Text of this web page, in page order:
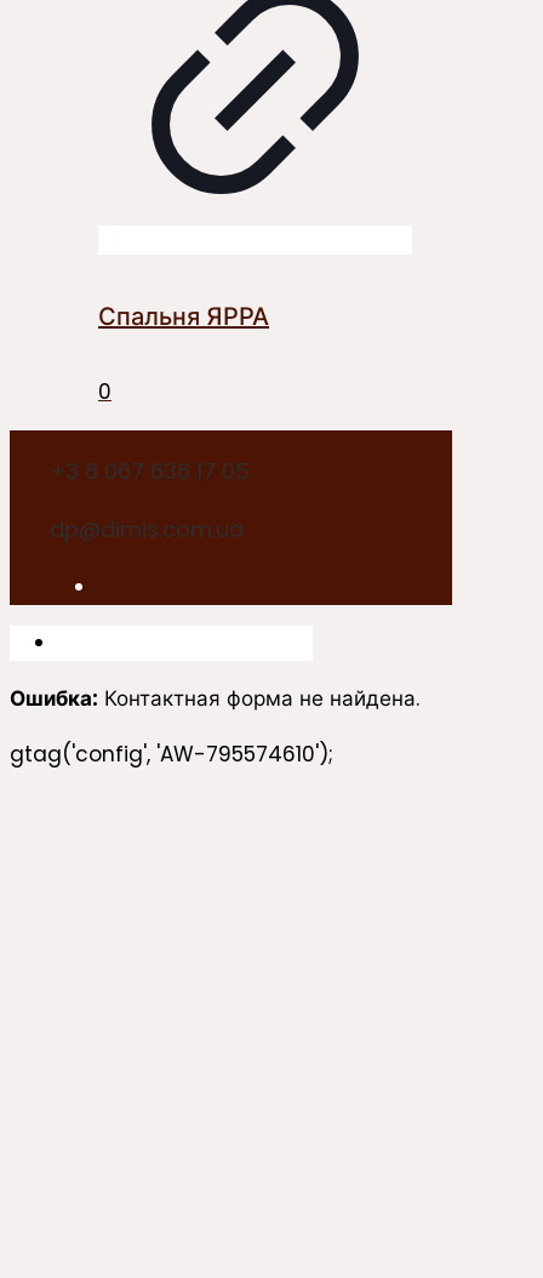
Спальня ЯРРА
0
+3 8 067 636 17 05
dp@dimis.com.ua
Ошибка: Контактная форма не найдена.
gtag('config', 'AW-795574610');